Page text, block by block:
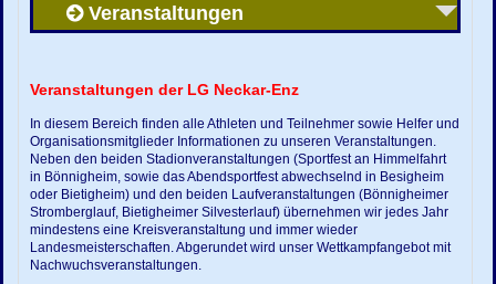
Veranstaltungen
Veranstaltungen der LG Neckar-Enz
In diesem Bereich finden alle Athleten und Teilnehmer sowie Helfer und
Organisationsmitglieder Informationen zu unseren Veranstaltungen.
Neben den beiden Stadionveranstaltungen (Sportfest an Himmelfahrt
in Bönnigheim, sowie das Abendsportfest abwechselnd in Besigheim
oder Bietigheim) und den beiden Laufveranstaltungen (Bönnigheimer
Stromberglauf, Bietigheimer Silvesterlauf) übernehmen wir jedes Jahr
mindestens eine Kreisveranstaltung und immer wieder
Landesmeisterschaften. Abgerundet wird unser Wettkampfangebot mit
Nachwuchsveranstaltungen.